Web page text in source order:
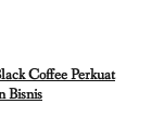
Coffee Perkuat
Bisnis